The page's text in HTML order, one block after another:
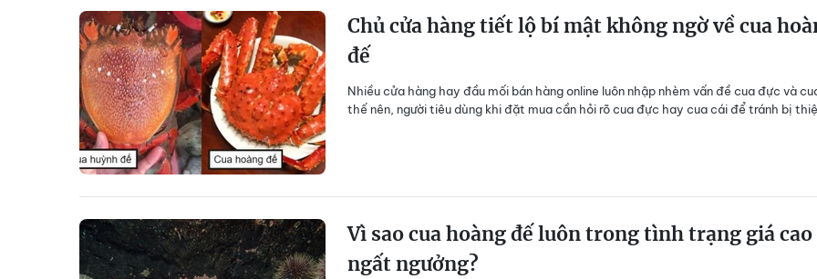
Chủ cửa hàng tiết lộ bí mật không ngờ về cua
đế
Nhiều cửa hàng hay đầu mối bán hàng online luôn nhập nhèm vấn đề cua đực và
thế nên, người tiêu dùng khi đặt mua cần hỏi rõ cua đực hay cua cái để tránh bị
Vì sao cua hoàng đế luôn trong tình trạng giá cao
ngất ngưởng?